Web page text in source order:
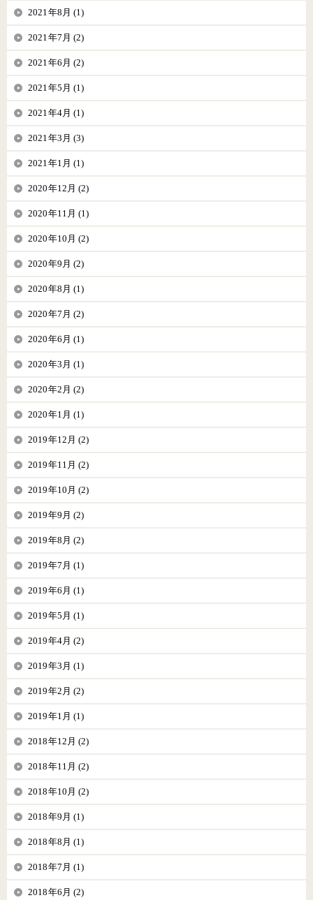
2021年8月 (1)
2021年7月 (2)
2021年6月 (2)
2021年5月 (1)
2021年4月 (1)
2021年3月 (3)
2021年1月 (1)
2020年12月 (2)
2020年11月 (1)
2020年10月 (2)
2020年9月 (2)
2020年8月 (1)
2020年7月 (2)
2020年6月 (1)
2020年3月 (1)
2020年2月 (2)
2020年1月 (1)
2019年12月 (2)
2019年11月 (2)
2019年10月 (2)
2019年9月 (2)
2019年8月 (2)
2019年7月 (1)
2019年6月 (1)
2019年5月 (1)
2019年4月 (2)
2019年3月 (1)
2019年2月 (2)
2019年1月 (1)
2018年12月 (2)
2018年11月 (2)
2018年10月 (2)
2018年9月 (1)
2018年8月 (1)
2018年7月 (1)
2018年6月 (2)